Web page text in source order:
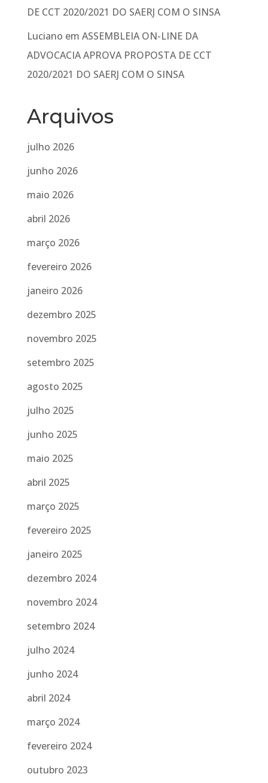
DE CCT 2020/2021 DO SAERJ COM O SINSA
Luciano em ASSEMBLEIA ON-LINE DA
ADVOCACIA APROVA PROPOSTA DE CCT
2020/2021 DO SAERJ COM O SINSA
Arquivos
julho 2026
junho 2026
maio 2026
abril 2026
março 2026
fevereiro 2026
janeiro 2026
dezembro 2025
novembro 2025
setembro 2025
agosto 2025
julho 2025
junho 2025
maio 2025
abril 2025
março 2025
fevereiro 2025
janeiro 2025
dezembro 2024
novembro 2024
setembro 2024
julho 2024
junho 2024
abril 2024
março 2024
fevereiro 2024
outubro 2023